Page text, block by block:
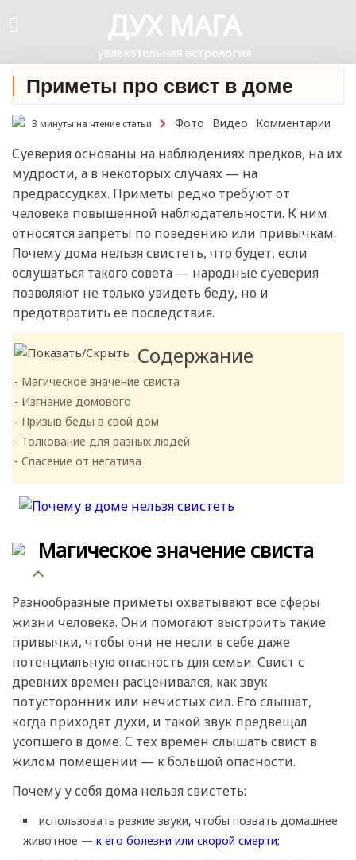
ДУХ МАГА
увлекательная астрология
Приметы про свист в доме
3 минуты на чтение статьи Фото Видео Комментарии
Суеверия основаны на наблюдениях предков, на их
мудрости, а в некоторых случаях — на
предрассудках. Приметы редко требуют от
человека повышенной наблюдательности. К ним
относятся запреты по поведению или привычкам.
Почему дома нельзя свистеть, что будет, если
ослушаться такого совета — народные суеверия
позволяют не только увидеть беду, но и
предотвратить ее последствия.
Содержание
Магическое значение свиста
Изгнание домового
Призыв беды в свой дом
Толкование для разных людей
Спасение от негатива
Магическое значение свиста
Разнообразные приметы охватывают все сферы
жизни человека. Они помогают выстроить такие
привычки, чтобы они не несли в себе даже
потенциальную опасность для семьи. Свист с
древних времен расценивался, как звук
потусторонних или нечистых сил. Его слышат,
когда приходят духи, и такой звук предвещал
усопшего в доме. С тех времен слышать свист в
жилом помещении — к большой опасности.
Почему у себя дома нельзя свистеть:
использовать резкие звуки, чтобы позвать домашнее
животное — к его болезни или скорой смерти;